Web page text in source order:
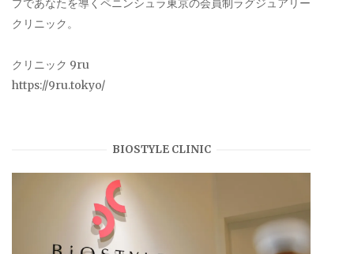
プであなたを導くペニンシュラ東京の会員制ラグジュアリー
クリニック。
クリニック 9ru
https://9ru.tokyo/
BIOSTYLE CLINIC